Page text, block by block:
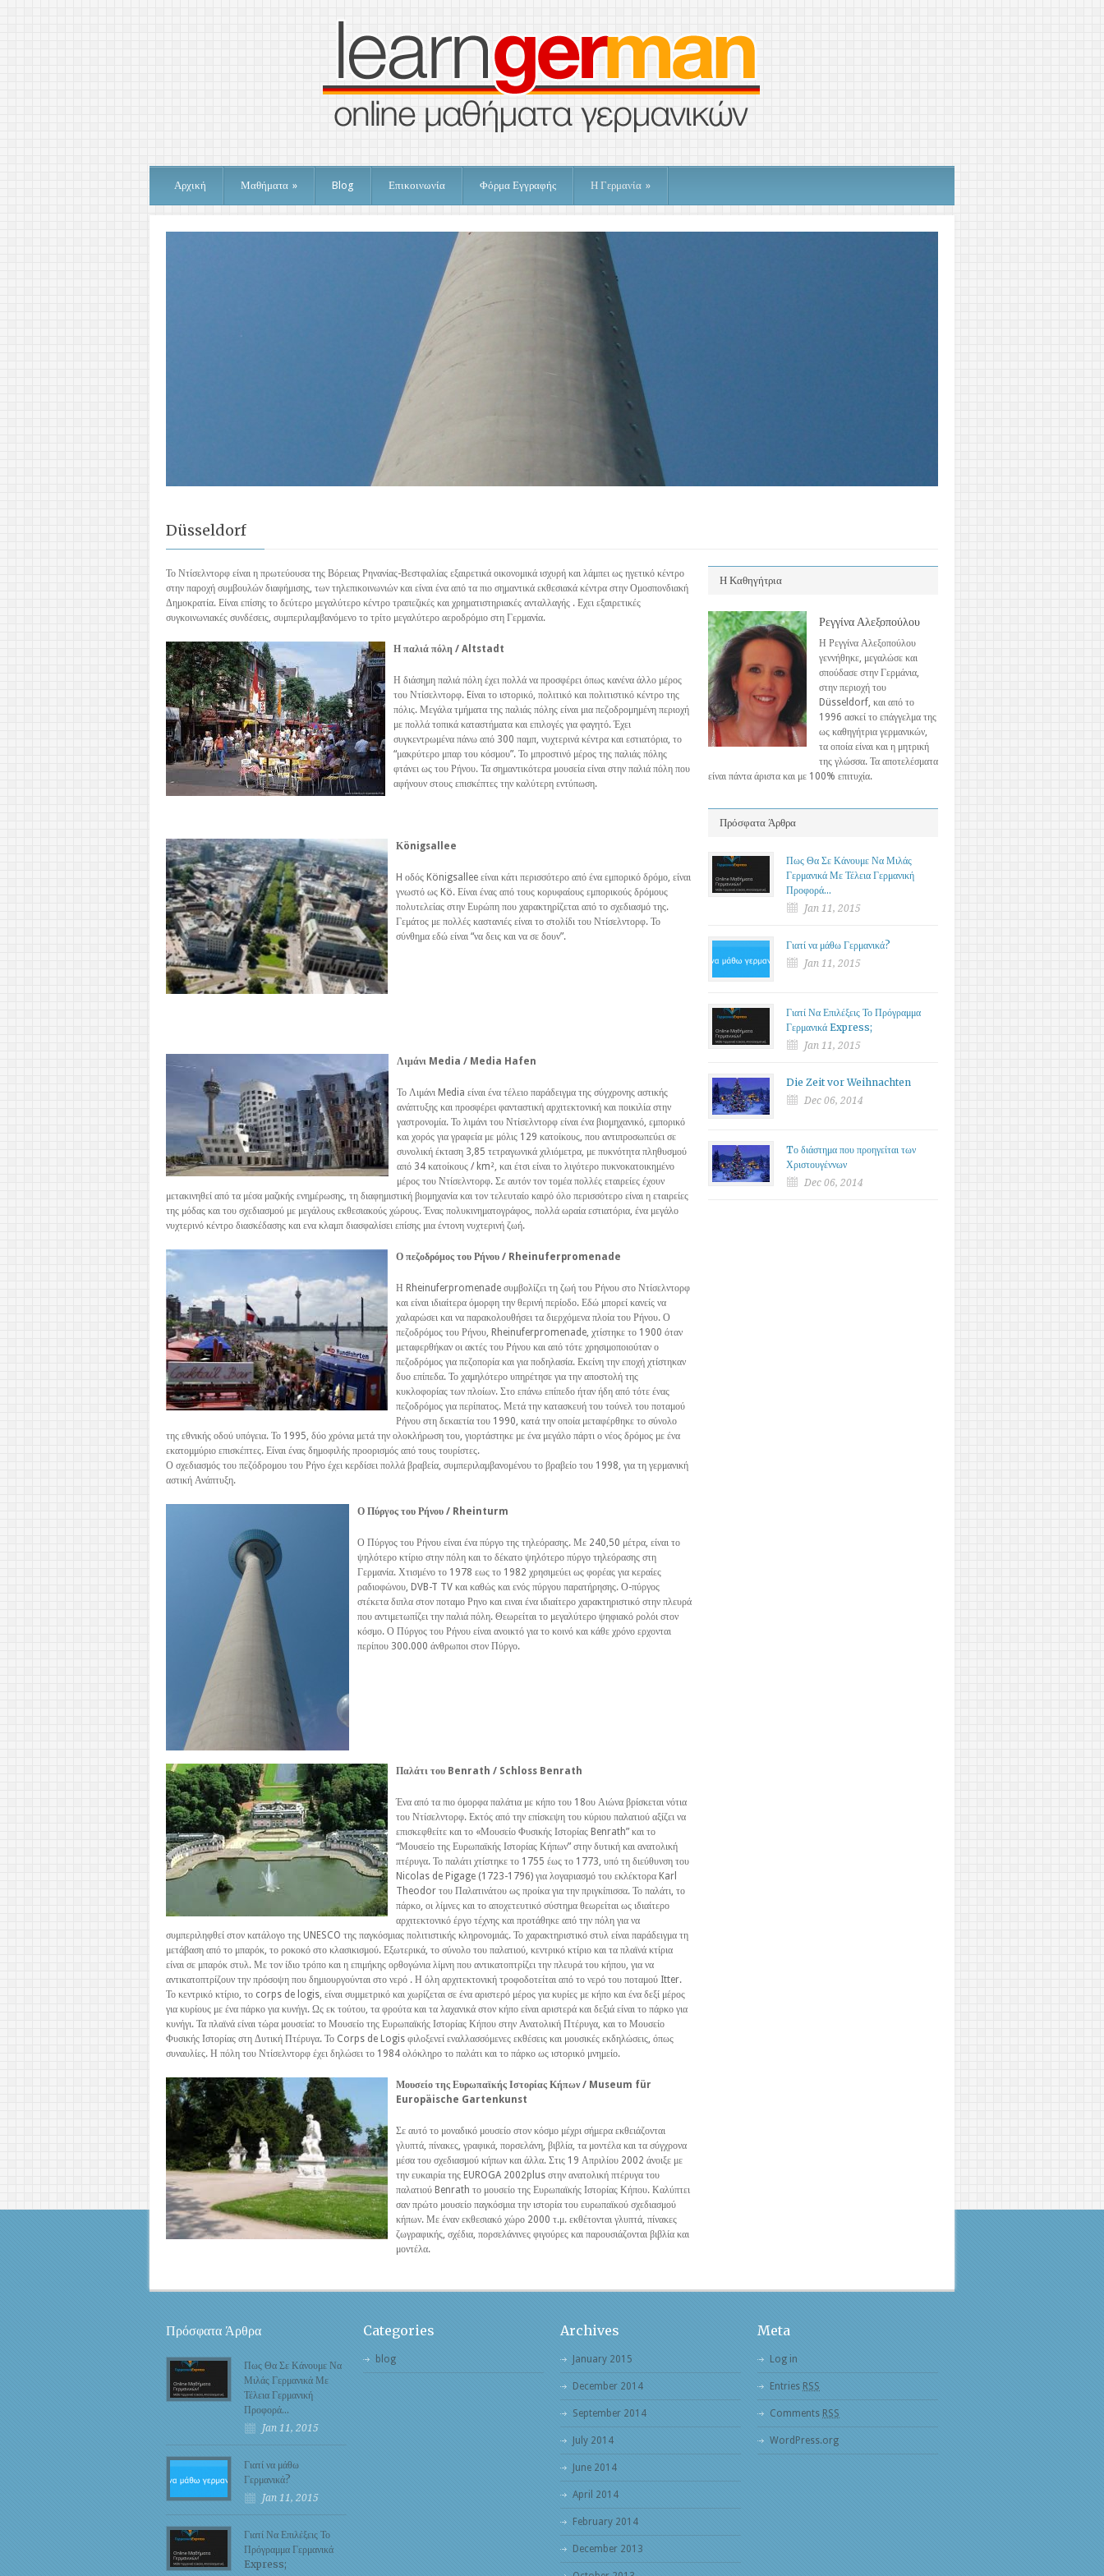
Αρχική Μαθήματα » Blog Επικοινωνία Φόρμα Εγγραφής Η Γερμανία »
Düsseldorf
Το Ντίσελντορφ είναι η πρωτεύουσα της Βόρειας Ρηνανίας-Βεστφαλίας εξαιρετικά οικονομικά ισχυρή και λάμπει ως ηγετικό κέντρο
στην παροχή συμβουλών διαφήμισης, των τηλεπικοινωνιών και είναι ένα από τα πιο σημαντικά εκθεσιακά κέντρα στην Ομοσπονδιακή
Δημοκρατία. Είναι επίσης το δεύτερο μεγαλύτερο κέντρο τραπεζικές και χρηματιστηριακές ανταλλαγής . Εχει εξαιρετικές
συγκοινωνιακές συνδέσεις, συμπεριλαμβανόμενο το τρίτο μεγαλύτερο αεροδρόμιο στη Γερμανία.
Η παλιά πόλη / Altstadt
Η διάσημη παλιά πόλη έχει πολλά να προσφέρει όπως κανένα άλλο μέρος
του Ντίσελντορφ. Eίναι το ιστορικό, πολιτικό και πολιτιστικό κέντρο της
πόλις. Μεγάλα τμήματα της παλιάς πόλης είναι μια πεζοδρομημένη περιοχή
με πολλά τοπικά καταστήματα και επιλογές για φαγητό. Έχει
συγκεντρωμένα πάνω από 300 παμπ, νυχτερινά κέντρα και εστιατόρια, το
“μακρύτερο μπαρ του κόσμου”. Το μπροστινό μέρος της παλιάς πόλης
φτάνει ως του Ρήνου. Τα σημαντικότερα μουσεία είναι στην παλιά πόλη που
αφήνουν στους επισκέπτες την καλύτερη εντύπωση.
Κönigsallee
H οδός Königsallee είναι κάτι περισσότερο από ένα εμπορικό δρόμο, είναι
γνωστό ως Kö. Είναι ένας από τους κορυφαίους εμπορικούς δρόμους
πολυτελείας στην Ευρώπη που χαρακτηρίζεται από το σχεδιασμό της.
Γεμάτος με πολλές καστανιές είναι το στολίδι του Ντίσελντορφ. Το
σύνθημα εδώ είναι “να δεις και να σε δουν”.
Λιμάνι Media / Media Hafen
Το Λιμάνι Media είναι ένα τέλειο παράδειγμα της σύγχρονης αστικής
ανάπτυξης και προσφέρει φανταστική αρχιτεκτονική και ποικιλία στην
γαστρονομία. Το λιμάνι του Ντίσελντορφ είναι ένα βιομηχανικό, εμπορικό
και χορός για γραφεία με μόλις 129 κατοίκους, που αντιπροσωπεύει σε
συνολική έκταση 3,85 τετραγωνικά χιλιόμετρα, με πυκνότητα πληθυσμού
από 34 κατοίκους / km², και έτσι είναι το λιγότερο πυκνοκατοικημένο
μέρος του Ντίσελντορφ. Σε αυτόν τον τομέα πολλές εταιρείες έχουν
μετακινηθεί από τα μέσα μαζικής ενημέρωσης, τη διαφημιστική βιομηχανία και τον τελευταίο καιρό όλο περισσότερο είναι η εταιρείες
της μόδας και του σχεδιασμού με μεγάλους εκθεσιακούς χώρους. Ένας πολυκινηματογράφος, πολλά ωραία εστιατόρια, ένα μεγάλο
νυχτερινό κέντρο διασκέδασης και ενα κλαμπ διασφαλίσει επίσης μια έντονη νυχτερινή ζωή.
Ο πεζοδρόμος του Ρήνου / Rheinuferpromenade
Η Rheinuferpromenade συμβολίζει τη ζωή του Ρήνου στο Ντίσελντορφ
και είναι ιδιαίτερα όμορφη την θερινή περίοδο. Εδώ μπορεί κανείς να
χαλαρώσει και να παρακολουθήσει τα διερχόμενα πλοία του Ρήνου. Ο
πεζοδρόμος του Ρήνου, Rheinuferpromenade, χτίστηκε το 1900 όταν
μεταφερθήκαν οι ακτές του Ρήνου και από τότε χρησιμοποιούταν ο
πεζοδρόμος για πεζοπορία και για ποδηλασία. Εκείνη την εποχή χτίστηκαν
δυο επίπεδα. Το χαμηλότερο υπηρέτησε για την αποστολή της
κυκλοφορίας των πλοίων. Στο επάνω επίπεδο ήταν ήδη από τότε ένας
πεζοδρόμος για περίπατος. Μετά την κατασκευή του τούνελ του ποταμού
Ρήνου στη δεκαετία του 1990, κατά την οποία μεταφέρθηκε το σύνολο
της εθνικής οδού υπόγεια. Το 1995, δύο χρόνια μετά την ολοκλήρωση του, γιορτάστηκε με ένα μεγάλο πάρτι ο νέος δρόμος με ένα
εκατομμύριο επισκέπτες. Είναι ένας δημοφιλής προορισμός από τους τουρίστες.
Ο σχεδιασμός του πεζόδρομου του Ρήνο έχει κερδίσει πολλά βραβεία, συμπεριλαμβανομένου το βραβείο του 1998, για τη γερμανική
αστική Ανάπτυξη.
Ο Πύργος του Ρήνου / Rheinturm
Ο Πύργος του Ρήνου είναι ένα πύργο της τηλεόρασης. Με 240,50 μέτρα, είναι το
ψηλότερο κτίριο στην πόλη και το δέκατο ψηλότερο πύργο τηλεόρασης στη
Γερμανία. Χτισμένο το 1978 εως το 1982 χρησιμεύει ως φορέας για κεραίες
ραδιοφώνου, DVB-T TV και καθώς και ενός πύργου παρατήρησης. Ο-πύργος
στέκετα διπλα στον ποταμο Ρηνο και ειναι ένα ιδιαίτερο χαρακτηριστικό στην πλευρά
που αντιμετωπίζει την παλιά πόλη. Θεωρείται το μεγαλύτερο ψηφιακό ρολόι στον
κόσμο. Ο Πύργος του Ρήνου είναι ανοικτό για το κοινό και κάθε χρόνο ερχονται
περίπου 300.000 άνθρωποι στον Πύργο.
Παλάτι του Benrath / Schloss Benrath
Ένα από τα πιο όμορφα παλάτια με κήπο του 18ου Αιώνα βρίσκεται νότια
του Ντίσελντορφ. Εκτός από την επίσκεψη του κύριου παλατιού αξίζει να
επισκεφθείτε και το «Μουσείο Φυσικής Ιστορίας Benrath” και το
“Μουσείο της Ευρωπαϊκής Ιστορίας Κήπων” στην δυτική και ανατολική
πτέρυγα. Το παλάτι χτίστηκε το 1755 έως το 1773, υπό τη διεύθυνση του
Nicolas de Pigage (1723-1796) για λογαριασμό του εκλέκτορα Karl
Theodor του Παλατινάτου ως προίκα για την πριγκίπισσα. Το παλάτι, το
πάρκο, οι λίμνες και το αποχετευτικό σύστημα θεωρείται ως ιδιαίτερο
αρχιτεκτονικό έργο τέχνης και προτάθηκε από την πόλη για να
συμπεριληφθεί στον κατάλογο της UNESCO της παγκόσμιας πολιτιστικής κληρονομιάς. Το χαρακτηριστικό στυλ είναι παράδειγμα τη
μετάβαση από το μπαρόκ, το ροκοκό στο κλασικισμού. Εξωτερικά, το σύνολο του παλατιού, κεντρικό κτίριο και τα πλαϊνά κτίρια
είναι σε μπαρόκ στυλ. Με τον ίδιο τρόπο και η επιμήκης ορθογώνια λίμνη που αντικατοπτρίζει την πλευρά του κήπου, για να
αντικατοπτρίζουν την πρόσοψη που δημιουργούνται στο νερό . Η όλη αρχιτεκτονική τροφοδοτείται από το νερό του ποταμού Itter.
Το κεντρικό κτίριο, το corps de logis, είναι συμμετρικό και χωρίζεται σε ένα αριστερό μέρος για κυρίες με κήπο και ένα δεξί μέρος
για κυρίους με ένα πάρκο για κυνήγι. Ως εκ τούτου, τα φρούτα και τα λαχανικά στον κήπο είναι αριστερά και δεξιά είναι το πάρκο για
κυνήγι. Τα πλαϊνά είναι τώρα μουσεία: το Μουσείο της Ευρωπαϊκής Ιστορίας Κήπου στην Ανατολική Πτέρυγα, και το Μουσείο
Φυσικής Ιστορίας στη Δυτική Πτέρυγα. Το Corps de Logis φιλοξενεί εναλλασσόμενες εκθέσεις και μουσικές εκδηλώσεις, όπως
συναυλίες. Η πόλη του Ντίσελντορφ έχει δηλώσει το 1984 ολόκληρο το παλάτι και το πάρκο ως ιστορικό μνημείο.
Μουσείο της Ευρωπαϊκής Ιστορίας Κήπων / Museum für
Europäische Gartenkunst
Σε αυτό το μοναδικό μουσείο στον κόσμο μέχρι σήμερα εκθειάζονται
γλυπτά, πίνακες, γραφικά, πορσελάνη, βιβλία, τα μοντέλα και τα σύγχρονα
μέσα του σχεδιασμού κήπων και άλλα. Στις 19 Απριλίου 2002 άνοιξε με
την ευκαιρία της EUROGA 2002plus στην ανατολική πτέρυγα του
παλατιού Benrath το μουσείο της Ευρωπαϊκής Ιστορίας Κήπου. Καλύπτει
σαν πρώτο μουσείο παγκόσμια την ιστορία του ευρωπαϊκού σχεδιασμού
κήπων. Με έναν εκθεσιακό χώρο 2000 τ.μ. εκθέτονται γλυπτά, πίνακες
ζωγραφικής, σχέδια, πορσελάνινες φιγούρες και παρουσιάζονται βιβλία και
μοντέλα.
Η Καθηγήτρια
Ρεγγίνα Αλεξοπούλου
Η Ρεγγίνα Αλεξοπούλου
γεννήθηκε, μεγαλώσε και
σπούδασε στην Γερμάνια,
στην περιοχή του
Düsseldorf, και από το
1996 ασκεί το επάγγελμα της
ως καθηγήτρια γερμανικών,
τα οποία είναι και η μητρική
της γλώσσα. Τα αποτελέσματα
είναι πάντα άριστα και με 100% επιτυχία.
Πρόσφατα Άρθρα
Πως Θα Σε Κάνουμε Να Μιλάς
Γερμανικά Με Τέλεια Γερμανική
Προφορά…
Jan 11, 2015
Γιατί να μάθω Γερμανικά?
Jan 11, 2015
Γιατί Να Επιλέξεις Το Πρόγραμμα
Γερμανικά Express;
Jan 11, 2015
Die Zeit vor Weihnachten
Dec 06, 2014
Tο διάστημα που προηγείται των
Χριστουγέννων
Dec 06, 2014
Πρόσφατα Άρθρα
Πως Θα Σε Κάνουμε Να
Μιλάς Γερμανικά Με
Τέλεια Γερμανική
Προφορά…
Jan 11, 2015
Γιατί να μάθω
Γερμανικά?
Jan 11, 2015
Γιατί Να Επιλέξεις Το
Πρόγραμμα Γερμανικά
Express;
Categories
blog
Archives
January 2015
December 2014
September 2014
July 2014
June 2014
April 2014
February 2014
December 2013
Meta
Log in
Entries RSS
Comments RSS
WordPress.org